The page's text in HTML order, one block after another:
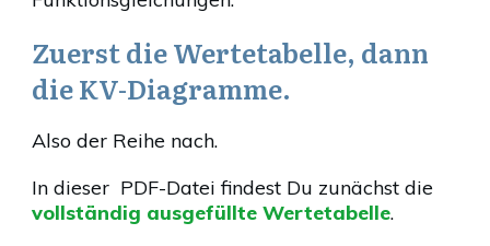
Zuerst die Wertetabelle, dann
die KV-Diagramme.
Also der Reihe nach.
In dieser PDF-Datei findest Du zunächst die
vollständig ausgefüllte Wertetabelle.